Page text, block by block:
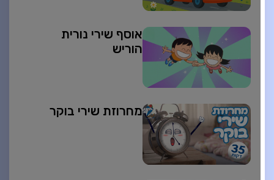
אוסף שירי נורית
הוריש
מחרוזת שירי בוקר